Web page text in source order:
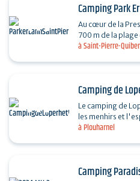
à Saint-Pierre-
Camping Park
Au cœur de la
700 m de la
Ambiance idéale
à Plouharnel
Camping de
Le camping de
les menhirs et
Carnac. La
Camping